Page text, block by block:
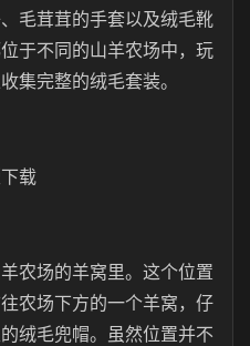
毛茸茸的手套以及绒毛靴
于不同的山羊农场中，玩
集完整的绒毛套装。
载
农场的羊窝里。这个位置
农场下方的一个羊窝，仔
绒毛兜帽。虽然位置并不